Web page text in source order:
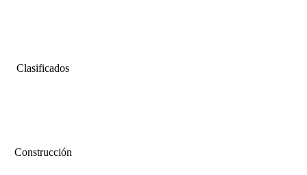
Clasificados
Construcción